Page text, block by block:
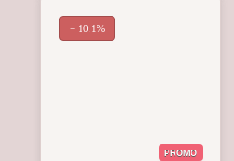
PROMO
− 10.1%